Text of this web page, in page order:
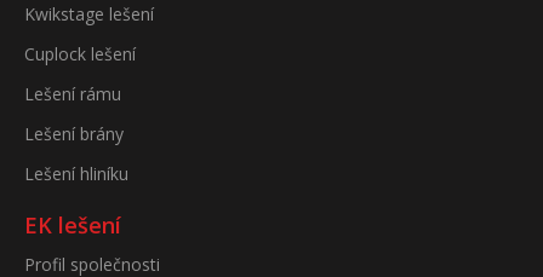
Kwikstage lešení
Cuplock lešení
Lešení rámu
Lešení brány
Lešení hliníku
EK lešení
Profil společnosti